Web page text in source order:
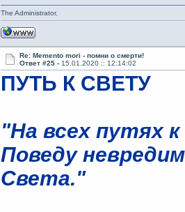
The Administrator.
Re: Memento mori - помни о смерти!
Ответ #25 - 15.01.2020 :: 12:14:02
ПУТЬ К СВЕТУ
"На всех путях
Поведу
Света."